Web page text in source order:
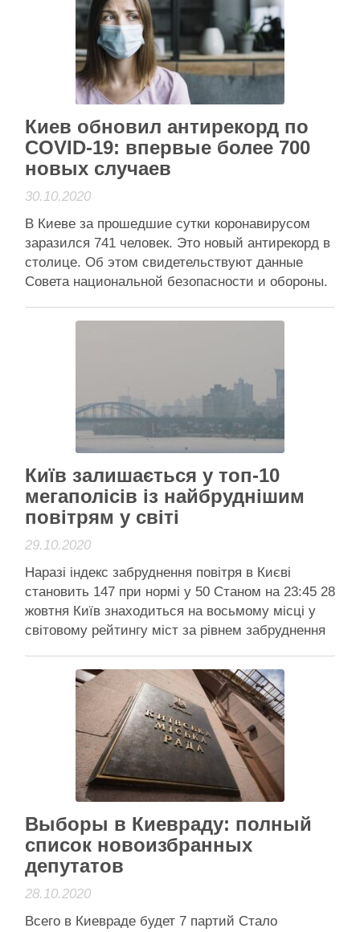
Киев, боевик под подставными документами
устроился на работу в одну …
Читати далі
Анонси
Киев обновил антирекорд по
COVID-19: впервые более 700
новых случаев
30.10.2020
В Киеве за прошедшие сутки коронавирусом
заразился 741 человек. Это новый антирекорд в
столице. Об этом свидетельствуют данные
Совета национальной безопасности и обороны.
Киеве превысило 700. До этого антирекордом
COVID-19 подтвердили уже у 36 …
Читати далі
Анонси
Київ залишається у топ-10
мегаполісів із найбруднішим
повітрям у світі
29.10.2020
Наразі індекс забруднення повітря в Києві
становить 147 при нормі у 50 Станом на 23:45 28
жовтня Київ знаходиться на восьмому місці у
світовому рейтингу міст за рівнем забруднення
відстежує рівень забруднення повітря в режимі
реального часу. Наразі індекс забруднення
повітря в Києві …
Читати далі
Активісти району
Выборы в Киевраду: полный
список новоизбранных
депутатов
28.10.2020
Всего в Киевраде будет 7 партий Стало